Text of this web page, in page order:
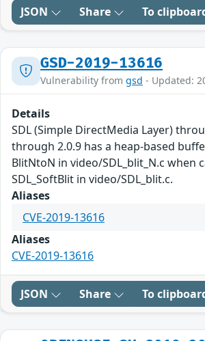
JSON Share To
GSD-2019-13616
Vulnerability from gsd - Updated:
Details
SDL (Simple DirectMedia Layer)
through 2.0.9 has a heap-based
BlitNtoN in video/SDL_blit_N.c when
SDL_SoftBlit in video/SDL_blit.c.
Aliases
CVE-2019-13616
Aliases
CVE-2019-13616
JSON Share To